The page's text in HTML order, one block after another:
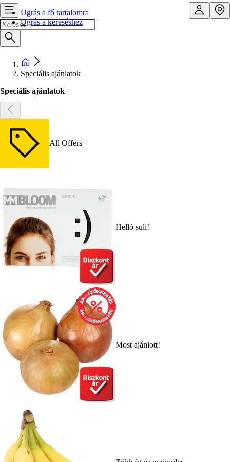
Ugrás a fő tartalomra
Ugrás a kereséshez
Speciális ajánlatok
Speciális ajánlatok
All Offers
Helló suli!
Most ajánlott!